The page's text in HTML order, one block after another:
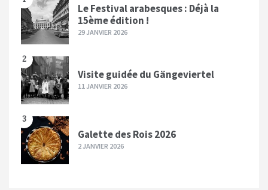
Le Festival arabesques : Déjà la
15ème édition !
29 JANVIER 2026
2
Visite guidée du Gängeviertel
11 JANVIER 2026
3
Galette des Rois 2026
2 JANVIER 2026